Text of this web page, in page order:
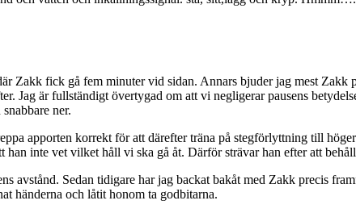
Zakk fick gå fem minuter vid sidan. Annars bjuder jag mest Zakk
Jag är fullständigt övertygad om att vi negligerar pausens
ner.
apporten korrekt för att därefter träna på stegförlyttning till
inte vet vilket håll vi ska gå åt. Därför strävar han efter att
avstånd. Sedan tidigare har jag backat bakåt med Zakk precis
händerna och låtit honom ta godbitarna.